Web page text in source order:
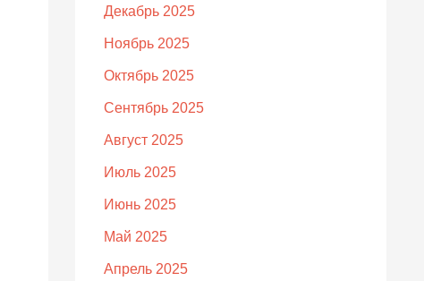
Декабрь 2025
Ноябрь 2025
Октябрь 2025
Сентябрь 2025
Август 2025
Июль 2025
Июнь 2025
Май 2025
Апрель 2025